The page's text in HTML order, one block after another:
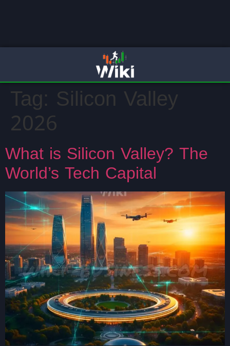
Tag: Silicon Valley
2026
What is Silicon Valley? The
World’s Tech Capital